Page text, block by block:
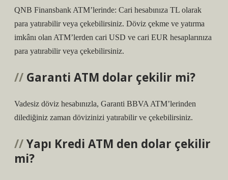
QNB Finansbank ATM’lerinde: Cari hesabınıza TL olarak
para yatırabilir veya çekebilirsiniz. Döviz çekme ve yatırma
imkânı olan ATM’lerden cari USD ve cari EUR hesaplarınıza
para yatırabilir veya çekebilirsiniz.
Garanti ATM dolar çekilir mi?
Vadesiz döviz hesabınızla, Garanti BBVA ATM’lerinden
dilediğiniz zaman dövizinizi yatırabilir ve çekebilirsiniz.
Yapı Kredi ATM den dolar çekilir
mi?